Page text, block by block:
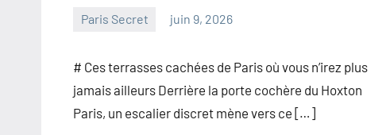
Paris Secret juin 9, 2026
# Ces terrasses cachées de Paris où vous n’irez plus
jamais ailleurs Derrière la porte cochère du Hoxton
Paris, un escalier discret mène vers ce […]